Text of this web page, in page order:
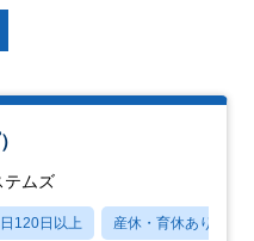
テムズ
120日以上 産休・育休あり